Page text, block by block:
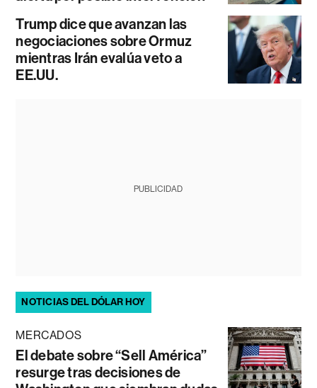
Trump dice que avanzan las
negociaciones sobre Ormuz
mientras Irán evalúa veto a
EE.UU.
PUBLICIDAD
NOTICIAS DEL DÓLAR HOY
MERCADOS
El debate sobre “Sell América”
resurge tras decisiones de